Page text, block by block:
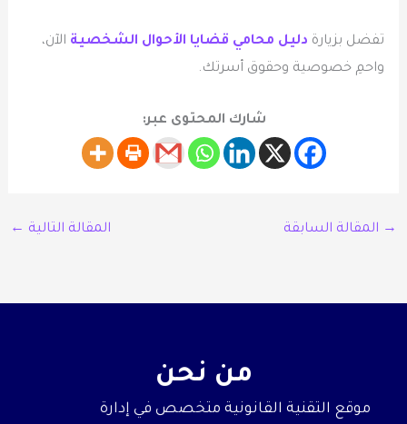
تفضل بزيارة دليل محامي قضايا الأحوال الشخصية الآن،
واحمِ خصوصية وحقوق أسرتك.
شارك المحتوى عبر:
→ المقالة السابقة المقالة التالية ←
من نحن
موقع التقنية القانونية متخصص في إدارة